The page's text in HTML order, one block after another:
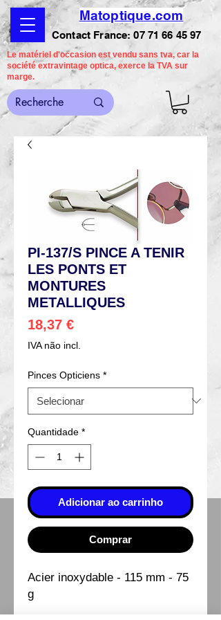
Matoptique.com
Contact France:07 71 66 45 97
Le matériel d'occasion est vendu sans tva, car la
société extravintage optica, exerce la TVA sur
marge.
PI-137/S PINCE A TENIR
LES PONTS ET
MONTURES
METALLIQUES
18,37 €Preço
IVA não incl.
Pinces Opticiens *
Quantidade *
Adicionar ao carrinho
Comprar
Acier inoxydable - 115 mm - 75
g